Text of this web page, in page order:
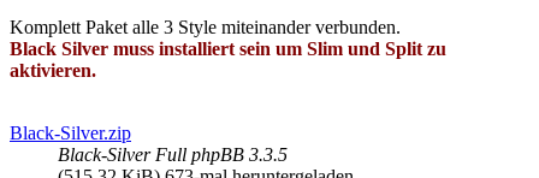
Komplett Paket alle 3 Style miteinander verbunden.
Black Silver muss installiert sein um Slim und Split zu
aktivieren.
Black-Silver.zip
Black-Silver Full phpBB 3.3.5